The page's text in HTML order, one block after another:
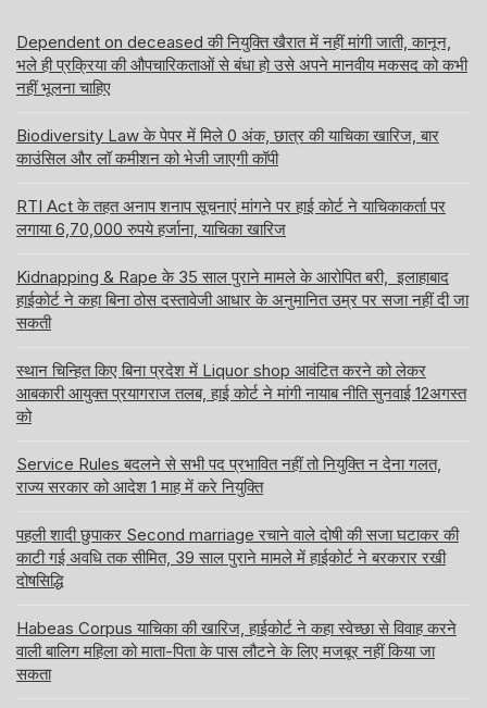
Dependent on deceased की नियुक्ति खैरात में नहीं मांगी जाती, कानून,
भले ही प्रक्रिया की औपचारिकताओं से बंधा हो उसे अपने मानवीय मकसद को कभी
नहीं भूलना चाहिए
Biodiversity Law के पेपर में मिले 0 अंक, छात्र की याचिका खारिज, बार
काउंसिल और लॉ कमीशन को भेजी जाएगी कॉपी
RTI Act के तहत अनाप शनाप सूचनाएं मांगने पर हाई कोर्ट ने याचिकाकर्ता पर
लगाया 6,70,000 रुपये हर्जाना, याचिका खारिज
Kidnapping & Rape के 35 साल पुराने मामले के आरोपित बरी, इलाहाबाद
हाईकोर्ट ने कहा बिना ठोस दस्तावेजी आधार के अनुमानित उम्र पर सजा नहीं दी जा
सकती
स्थान चिन्हित किए बिना प्रदेश में Liquor shop आवंटित करने को लेकर
आबकारी आयुक्त प्रयागराज तलब, हाई कोर्ट ने मांगी नायाब नीति सुनवाई 12अगस्त
को
Service Rules बदलने से सभी पद प्रभावित नहीं तो नियुक्ति न देना गलत,
राज्य सरकार को आदेश 1 माह में करे नियुक्ति
पहली शादी छुपाकर Second marriage रचाने वाले दोषी की सजा घटाकर की
काटी गई अवधि तक सीमित, 39 साल पुराने मामले में हाईकोर्ट ने बरकरार रखी
दोषसिद्धि
Habeas Corpus याचिका की खारिज, हाईकोर्ट ने कहा स्वेच्छा से विवाह करने
वाली बालिग महिला को माता-पिता के पास लौटने के लिए मजबूर नहीं किया जा
सकता